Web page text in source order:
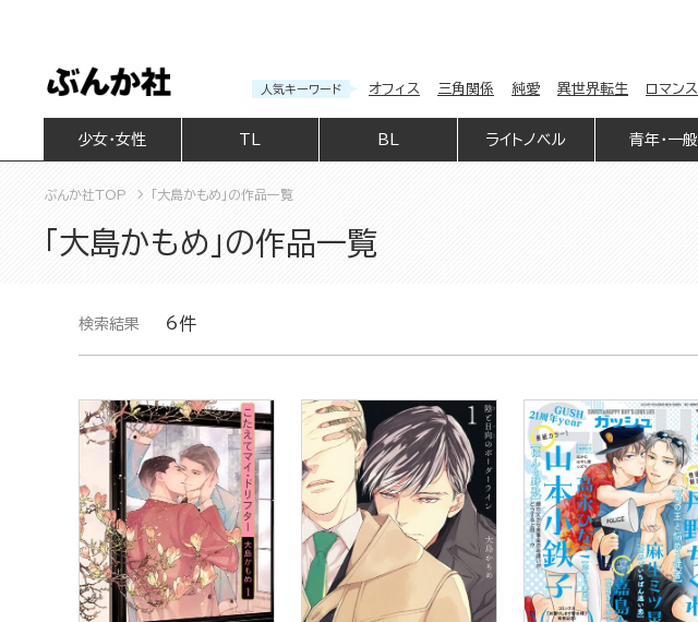
人気キーワード オフィス 三角関係 純愛 異世界転生 ロマンス
少女・女性 BL ライトノベル 青年・一般
ぶんか社TOP 「大島かもめ」の作品一覧
「大島かもめ」の作品一覧
検索結果 6件